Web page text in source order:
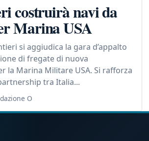
costruirà navi da
Marina USA
si aggiudica la gara d’appalto
di fregate di nuova
la Marina Militare USA. Si rafforza
tra Italia...
O